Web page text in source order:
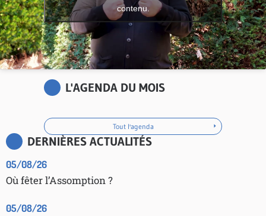
contenu.
L'AGENDA DU MOIS
Tout l'agenda
DERNIÈRES ACTUALITÉS
05/08/26
Où fêter l’Assomption ?
05/08/26